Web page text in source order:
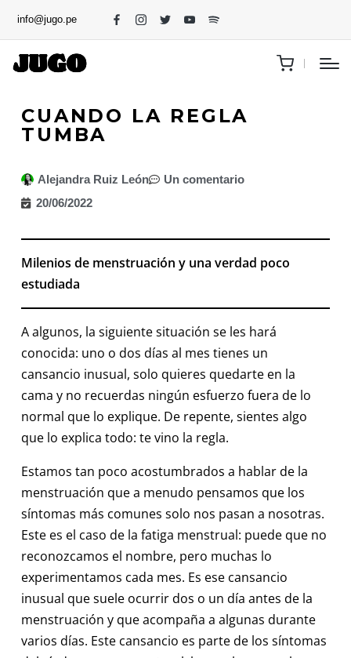
info@jugo.pe
CUANDO LA REGLA
TUMBA
Alejandra Ruiz León
Un comentario
20/06/2022
Milenios de menstruación y una verdad poco
estudiada
A algunos, la siguiente situación se les hará
conocida: uno o dos días al mes tienes un
cansancio inusual, solo quieres quedarte en la
cama y no recuerdas ningún esfuerzo fuera de lo
normal que lo explique. De repente, sientes algo
que lo explica todo: te vino la regla.
Estamos tan poco acostumbrados a hablar de la
menstruación que a menudo pensamos que los
síntomas más comunes solo nos pasan a nosotras.
Este es el caso de la fatiga menstrual: puede que no
reconozcamos el nombre, pero muchas lo
experimentamos cada mes. Es ese cansancio
inusual que suele ocurrir dos o un día antes de la
menstruación y que acompaña a algunas durante
varios días. Este cansancio es parte de los síntomas